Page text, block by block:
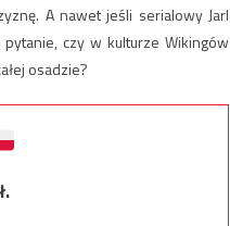
A nawet jeśli serialowy Jarl
czy w kulturze Wikingów
osadzie?